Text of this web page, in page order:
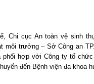
Chi cục An toàn vệ sinh
môi trưởng – Sở Công an
hợp với Công ty tổ
đến Bệnh viện đa khoa